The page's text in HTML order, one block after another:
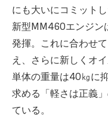
にも大いにコミットし
新型MM460エンジン
発揮。これに合わせ
え、さらに新しくオ
単体の重量は40㎏に
求める「軽さは正義
ている。